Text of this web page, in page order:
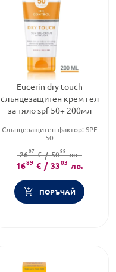
Eucerin dry touch
слънцезащитен крем гел
за тяло spf 50+ 200мл
Слънцезащитен фактор: SPF
50
Форма на продукта:гел-крем
2607 € / 5099 лв.
1689 € / 3303 лв.
ПОРЪЧАЙ